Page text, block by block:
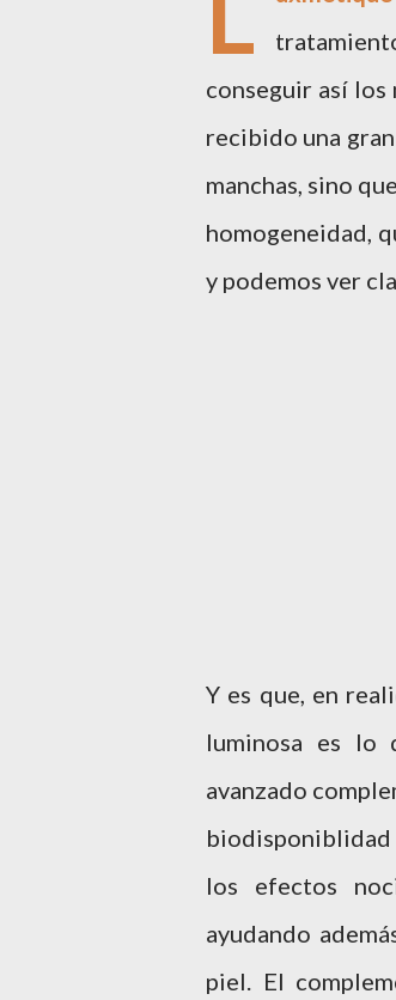
conseguir así los
recibido una
manchas, sino
homogeneidad,
y podemos ver
Y es que, en
luminosa es lo
avanzado
biodisponiblidad
los efectos
ayudando
piel. El